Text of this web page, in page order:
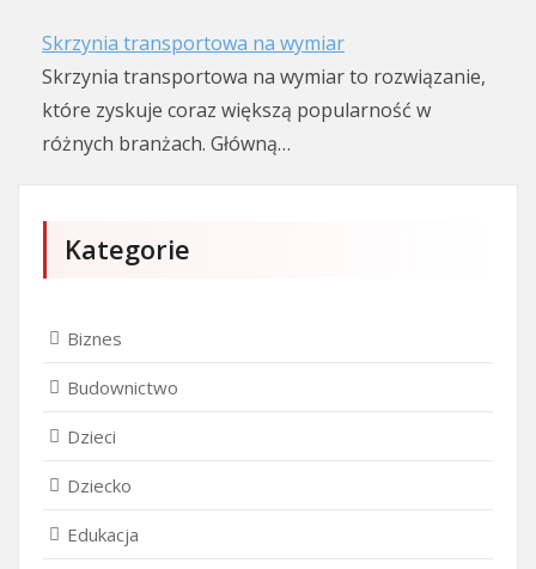
Skrzynia transportowa na wymiar
Skrzynia transportowa na wymiar to rozwiązanie,
które zyskuje coraz większą popularność w
różnych branżach. Główną…
Kategorie
Biznes
Budownictwo
Dzieci
Dziecko
Edukacja